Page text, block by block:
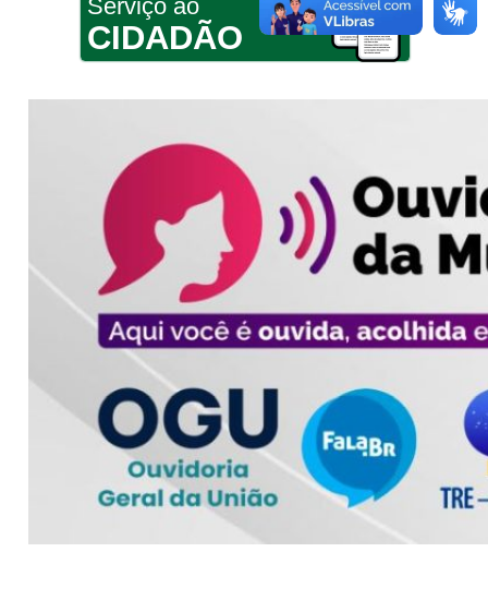
Serviço ao
CIDADÃO